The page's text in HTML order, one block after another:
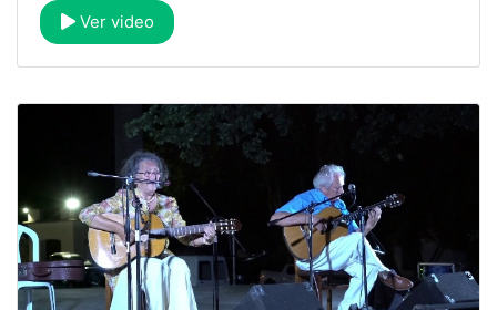
Ver video